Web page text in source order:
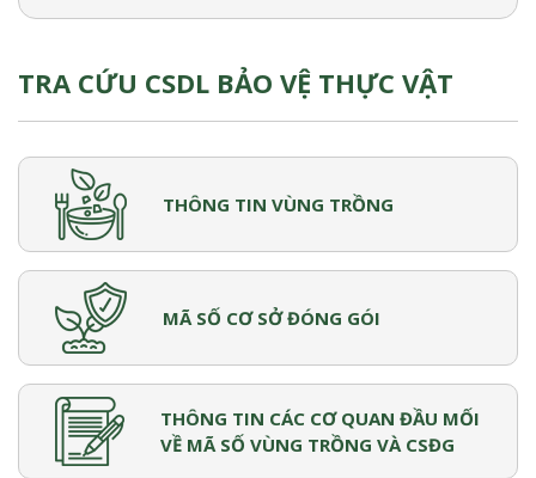
TRA CỨU CSDL BẢO VỆ THỰC VẬT
THÔNG TIN VÙNG TRỒNG
MÃ SỐ CƠ SỞ ĐÓNG GÓI
THÔNG TIN CÁC CƠ QUAN ĐẦU MỐI
VỀ MÃ SỐ VÙNG TRỒNG VÀ CSĐG